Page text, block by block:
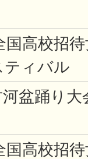
国高校招
ティバル
盆踊り
国高校招